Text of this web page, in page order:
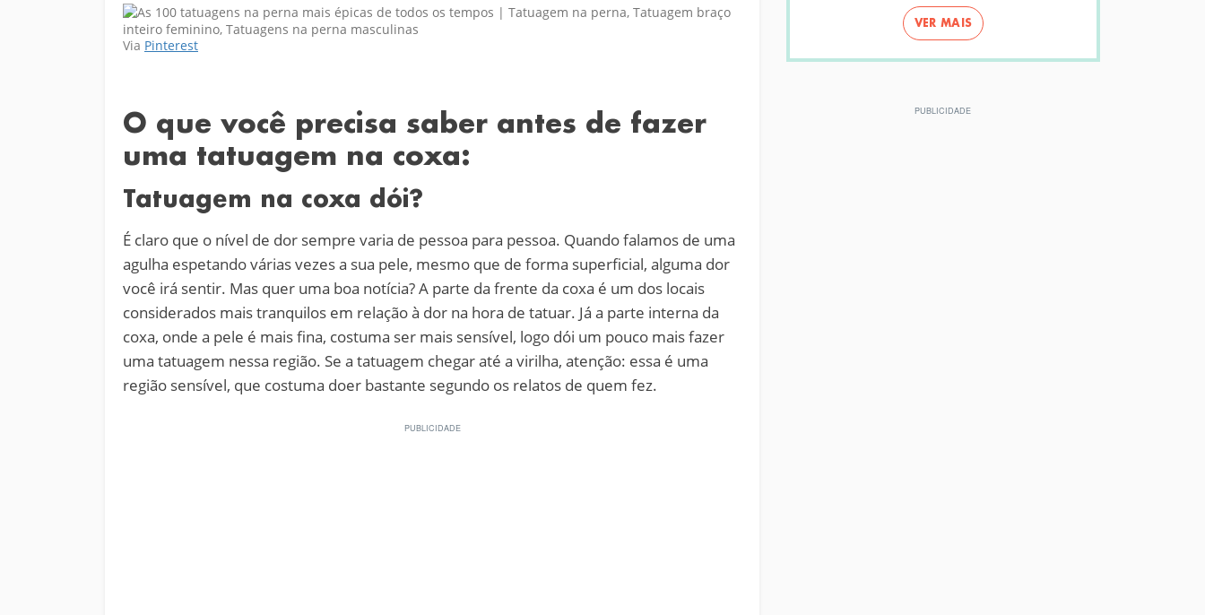
Via Pinterest
O que você precisa saber antes de fazer
uma tatuagem na coxa:
Tatuagem na coxa dói?
É claro que o nível de dor sempre varia de pessoa para pessoa. Quando falamos de uma
agulha espetando várias vezes a sua pele, mesmo que de forma superficial, alguma dor
você irá sentir. Mas quer uma boa notícia? A parte da frente da coxa é um dos locais
considerados mais tranquilos em relação à dor na hora de tatuar. Já a parte interna da
coxa, onde a pele é mais fina, costuma ser mais sensível, logo dói um pouco mais fazer
uma tatuagem nessa região. Se a tatuagem chegar até a virilha, atenção: essa é uma
região sensível, que costuma doer bastante segundo os relatos de quem fez.
VER MAIS